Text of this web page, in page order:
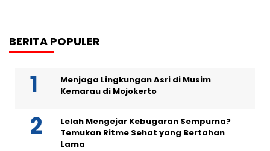
BERITA POPULER
Menjaga Lingkungan Asri di Musim
Kemarau di Mojokerto
Lelah Mengejar Kebugaran Sempurna?
Temukan Ritme Sehat yang Bertahan
Lama